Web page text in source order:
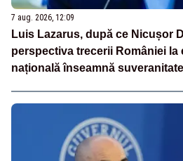
7 aug. 2026, 12:09
Luis Lazarus, după ce Nicușor
perspectiva trecerii României la
națională înseamnă